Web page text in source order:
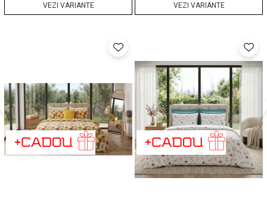
VEZI VARIANTE VEZI VARIANTE